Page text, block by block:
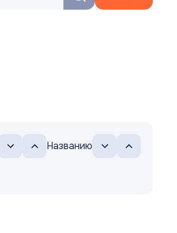
Названию